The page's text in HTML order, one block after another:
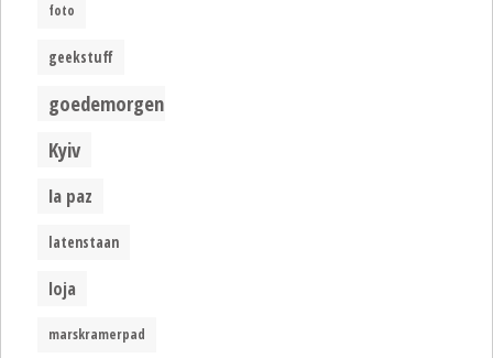
foto
geekstuff
goedemorgen
Kyiv
la paz
latenstaan
loja
marskramerpad